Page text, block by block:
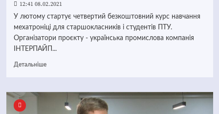
12:41 08.02.2021
У лютому стартує четвертий безкоштовний курс навчання
мехатроніці для старшокласників і студентів ПТУ.
Організатори проєкту - українська промислова компанія
ІНТЕРПАЙП...
Детальніше